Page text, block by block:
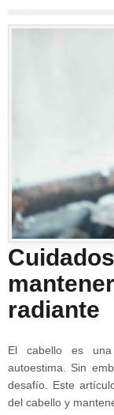
radiante
El cabello es
autoestima. Sin
desafío. Este
del cabello y